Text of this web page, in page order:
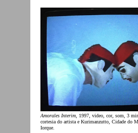
Amorales Interim , 1997, video, cor, som, 3
cortesia do artista e Kurimanzutto, Cidade do
Iorque.